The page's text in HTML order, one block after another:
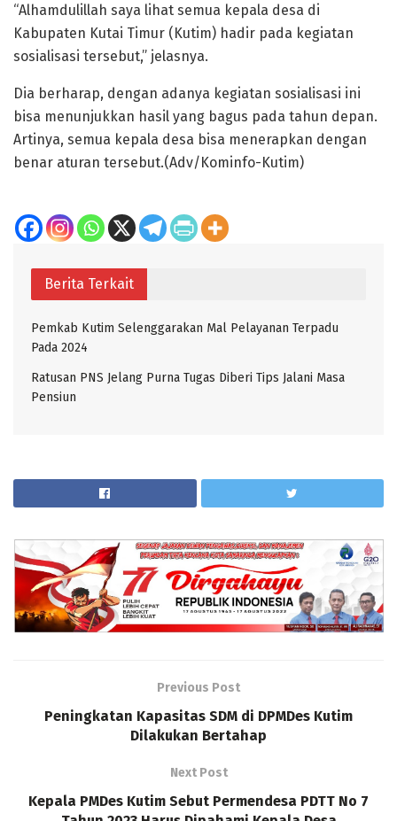
“Alhamdulillah saya lihat semua kepala desa di
Kabupaten Kutai Timur (Kutim) hadir pada kegiatan
sosialisasi tersebut,” jelasnya.
Dia berharap, dengan adanya kegiatan sosialisasi ini
bisa menunjukkan hasil yang bagus pada tahun depan.
Artinya, semua kepala desa bisa menerapkan dengan
benar aturan tersebut.(Adv/Kominfo-Kutim)
Berita Terkait
Pemkab Kutim Selenggarakan Mal Pelayanan Terpadu
Pada 2024
Ratusan PNS Jelang Purna Tugas Diberi Tips Jalani Masa
Pensiun
Previous Post
Peningkatan Kapasitas SDM di DPMDes Kutim
Dilakukan Bertahap
Next Post
Kepala PMDes Kutim Sebut Permendesa PDTT No 7